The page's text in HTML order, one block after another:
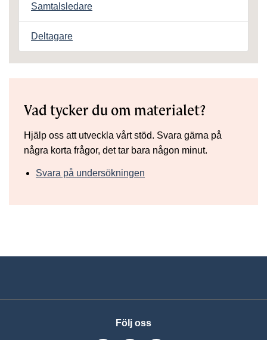
Samtalsledare
Deltagare
Vad tycker du om materialet?
Hjälp oss att utveckla vårt stöd. Svara gärna på
några korta frågor, det tar bara någon minut.
Svara på undersökningen
Följ oss